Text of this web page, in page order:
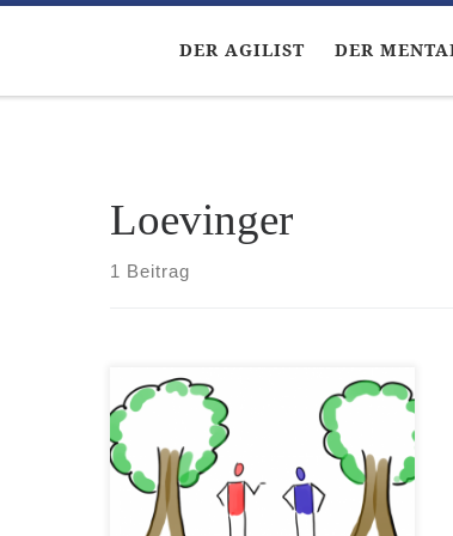
DER AGILIST DER
Loevinger
1 Beitrag
Der Agilist war verzweifelt. Er
kam gerade aus einer zähen
Diskussion, die zu keinem
Ergebnis geführt hatte, da lief
ihm zufällig sein alter Freund,
der Mentalist über den Weg.